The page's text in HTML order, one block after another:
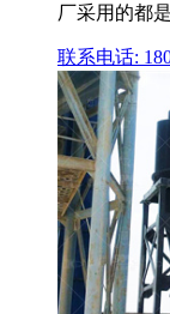
厂采用的都
联系电话: